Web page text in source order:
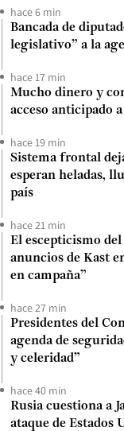
hace 6 min
Bancada de
legislativo” a la
hace 17 min
Mucho dinero y
acceso anticipado
hace 19 min
Sistema frontal
esperan heladas,
país
hace 21 min
El escepticismo
anuncios de Kast
en campaña”
hace 27 min
Presidentes del
agenda de
y celeridad”
hace 40 min
Rusia cuestiona a
ataque de Estados